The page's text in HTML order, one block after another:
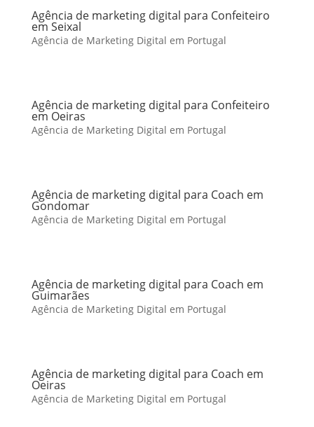
Agência de marketing digital para Confeiteiro
em Seixal
Agência de Marketing Digital em Portugal
Agência de marketing digital para Confeiteiro
em Oeiras
Agência de Marketing Digital em Portugal
Agência de marketing digital para Coach em
Gondomar
Agência de Marketing Digital em Portugal
Agência de marketing digital para Coach em
Guimarães
Agência de Marketing Digital em Portugal
Agência de marketing digital para Coach em
Oeiras
Agência de Marketing Digital em Portugal